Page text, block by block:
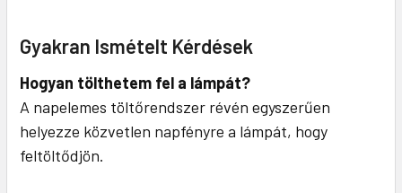
Gyakran Ismételt Kérdések
Hogyan tölthetem fel a lámpát?
A napelemes töltőrendszer révén egyszerűen
helyezze közvetlen napfényre a lámpát, hogy
feltöltődjön.